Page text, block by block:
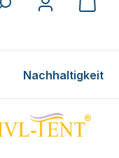
Nachhaltigkeit